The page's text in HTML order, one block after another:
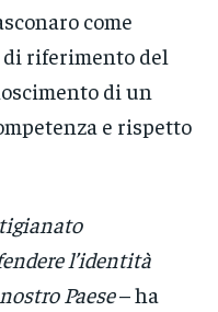
come
riferimento del
di un
e rispetto
l’identità
Paese– ha